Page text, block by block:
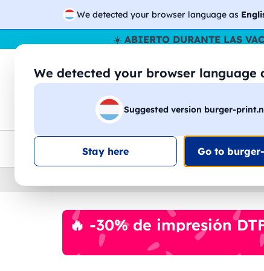
We detected your browser language as
We detected your browser language
Suggested version burger-
Stay here Go to
☀️ ABIERTO DURANTE LAS
🔎 Buscar
Camisetas Sudaderas Hombre
Envio en toda la UE Descuento por volumen
🔥 -30% de impresión